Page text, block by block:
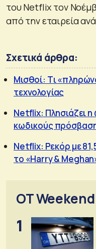
του Netflix τον
από την εταιρεία
Σχετικά άρθρα:
Μισθοί: Tι
τεχνολογίας
Netflix: Πλησιάζει
κωδικούς
Netflix: Ρεκόρ με
το «Harry &
OT Weekend
1